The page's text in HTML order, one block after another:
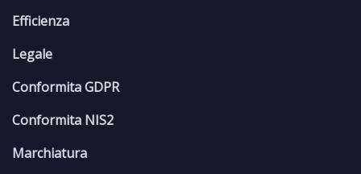
Efficienza
Legale
Conformita GDPR
Conformita NIS2
Marchiatura